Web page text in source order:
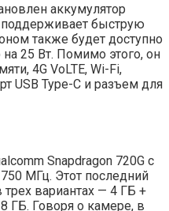
аккумулятор
быструю
также будет доступно
25 Вт. Помимо этого, он
4G VoLTE, Wi-Fi,
USB Type-C и разъем для
Snapdragon 720G с
МГц. Этот последний
вариантах — 4 ГБ +
ГБ. Говоря о камере, в